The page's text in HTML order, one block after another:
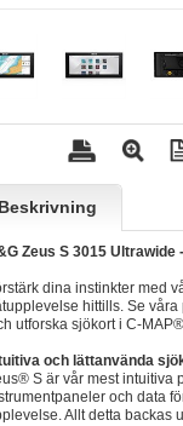
Beskrivning
Zeus S 3015 Ultrawide
dina instinkter med
hittills. Se
utforska sjökort i C-
och lättanvända
S är vår mest intuitiva
och data
Allt detta backas